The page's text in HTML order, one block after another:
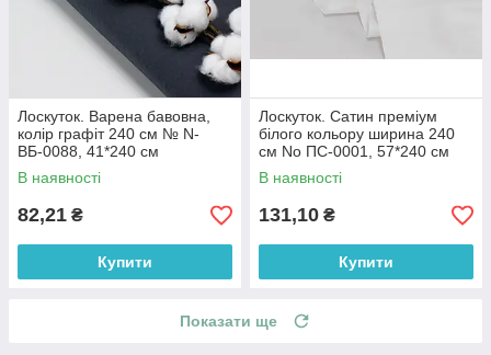
Лоскуток. Варена бавовна,
колір графіт 240 см № N-
ВБ-0088, 41*240 см
В наявності
82,21 ₴
Купити
Лоскуток. Сатин преміум
білого кольору ширина 240
см No ПС-0001, 57*240 см
В наявності
131,10 ₴
Купити
Показати ще